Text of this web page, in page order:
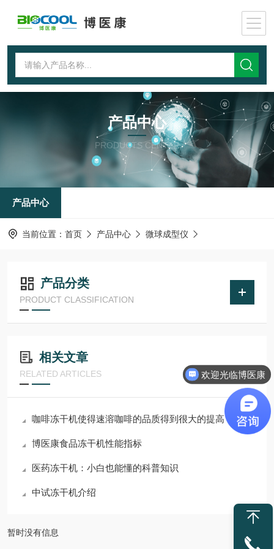
产品中心
PRODUCTS CENTER
产品中心
当前位置： 首页 产品中心 微球成型仪
产品分类
PRODUCT CLASSIFICATION
相关文章
RELATED ARTICLES
咖啡冻干机使得速溶咖啡的品质得到很大的提高
博医康食品冻干机性能指标
医药冻干机：小白也能懂的科普知识
中试冻干机介绍
暂时没有信息
欢迎光临博医康